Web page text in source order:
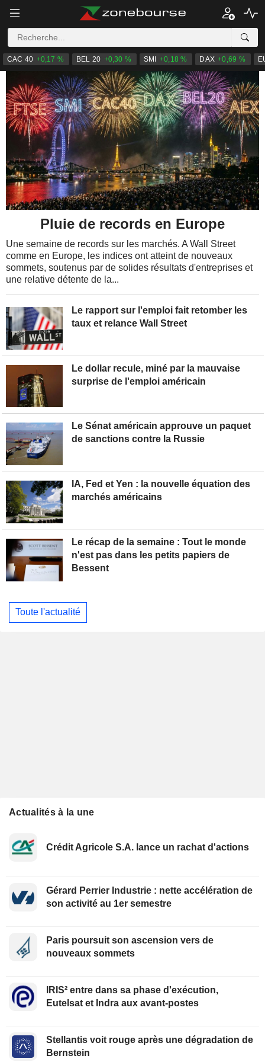
CAC 40 +0,17 % BEL 20 +0,30 % SMI +0,18 % DAX +0,69 %
Le rapport sur l'emploi fait retomber les
taux et relance Wall Street
Le dollar recule, miné par la mauvaise
surprise de l'emploi américain
Pluie de records en Europe
Une semaine de records sur les marchés. A Wall Street
comme en Europe, les indices ont atteint de nouveaux
sommets, soutenus par de solides résultats d'entreprises et
une relative détente de la...
Le Sénat américain approuve un paquet
de sanctions contre la Russie
IA, Fed et Yen : la nouvelle équation des
marchés américains
Le récap de la semaine : Tout le monde
n'est pas dans les petits papiers de
Bessent
Toute l'actualité
Actualités à la une
Crédit Agricole S.A. lance un rachat d'actions
Gérard Perrier Industrie : nette accélération de
son activité au 1er semestre
Paris poursuit son ascension vers de
nouveaux sommets
IRIS² entre dans sa phase d'exécution,
Eutelsat et Indra aux avant-postes
Stellantis voit rouge après une dégradation de
Bernstein